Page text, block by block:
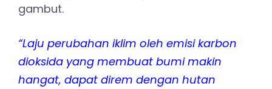
gambut.
“Laju perubahan iklim oleh emisi karbon
dioksida yang membuat bumi makin
hangat, dapat direm dengan hutan